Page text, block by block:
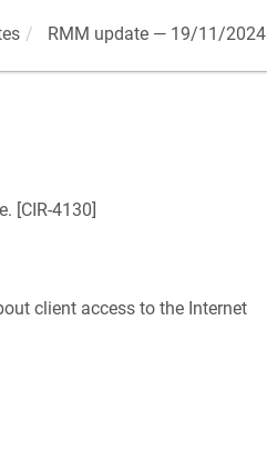
RMM update — 19/11/2024
[CIR-4130]
client access to the Internet